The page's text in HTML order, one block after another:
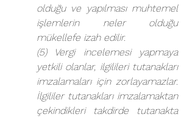
olduğu ve yapılması muhtemel
işlemlerin neler olduğu
mükellefe izah edilir.
(5) Vergi incelemesi yapmaya
yetkili olanlar, ilgilileri tutanakları
imzalamaları için zorlayamazlar.
İlgililer tutanakları imzalamaktan
çekindikleri takdirde tutanakta